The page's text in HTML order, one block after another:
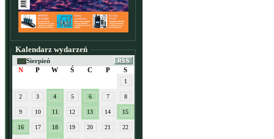
Kalendarz wydarzeń
Sierpień
N
P W Ś C P S
1
2 3 4 5 6 7 8
9 10 11 12 13 14 15
16 17 18 19 20 21 22